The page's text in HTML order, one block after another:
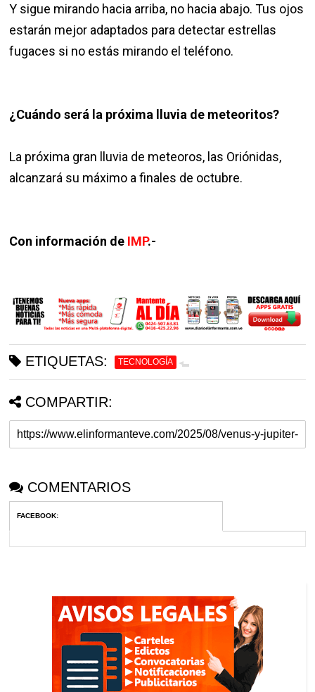
Y sigue mirando hacia arriba, no hacia abajo. Tus ojos
estarán mejor adaptados para detectar estrellas
fugaces si no estás mirando el teléfono.
¿Cuándo será la próxima lluvia de meteoritos?
La próxima gran lluvia de meteoros, las Oriónidas,
alcanzará su máximo a finales de octubre.
Con información de IMP.-
ETIQUETAS: TECNOLOGÍA
COMPARTIR:
COMENTARIOS
FACEBOOK: